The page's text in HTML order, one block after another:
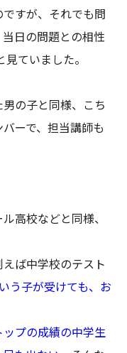
すが、それでも問
日の問題との相性
ていました。
の子と同様、こち
ーで、担当講師も
高校などと同様、
ば中学校のテスト
う子が受けても、お
プの成績の中学生